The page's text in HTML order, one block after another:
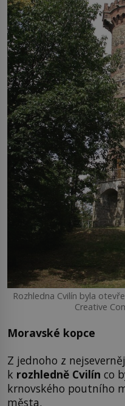
Rozhledna Cvilín byla
Creative
Moravské kopce
Z jednoho z
k rozhledně Cvilín co
krnovského poutního
města.